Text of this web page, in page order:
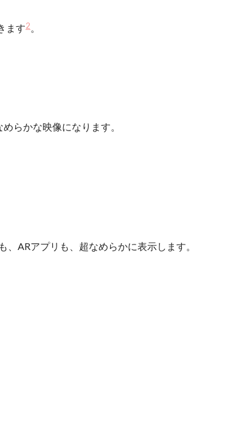
ます2。
らかな映像になります。
ARアプリも、超なめらかに表示します。